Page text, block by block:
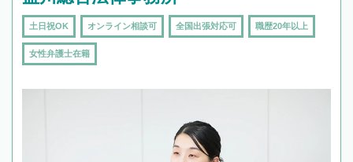
土日祝OK オンライン相談可 全国出張対応可 職歴20年以上
女性弁護士在籍